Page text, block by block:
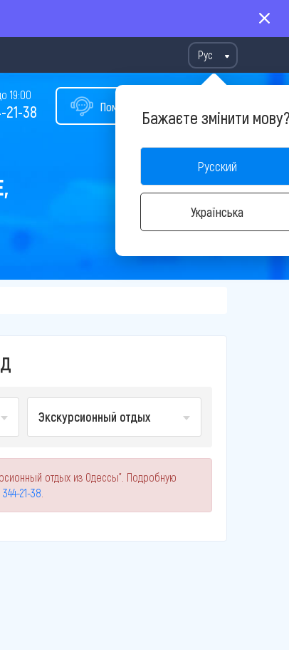
Рус
Бажаєте змінити
Русский
Українська
Помощь в подборе тура
19:00
38
Экскурсионный отдых
отдых из Одессы". Подробную
21-38